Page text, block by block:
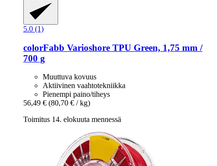
5.0 (1)
colorFabb Varioshore TPU Green, 1,75 mm /
700 g
Muuttuva kovuus
Aktiivinen vaahtotekniikka
Pienempi paino/tiheys
56,49 € (80,70 € / kg)
Toimitus 14. elokuuta mennessä